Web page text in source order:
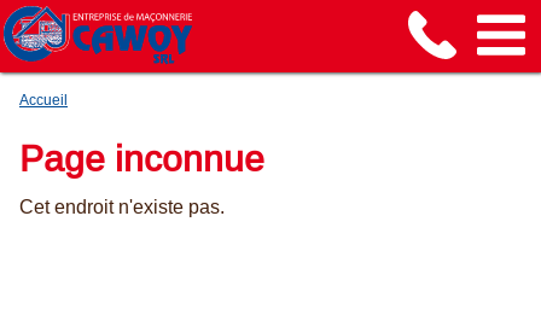
Accueil
Page inconnue
Cet endroit n'existe pas.